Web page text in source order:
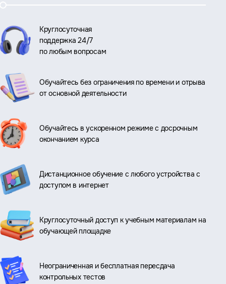
Круглосуточная
поддержка 24/7
по любым вопросам
Обучайтесь без ограничения по времени и отрыва
от основной деятельности
Обучайтесь в ускоренном режиме с досрочным
окончанием курса
Дистанционное обучение с любого устройства с
доступом в интернет
Круглосуточный доступ к учебным материалам на
обучающей площадке
Неограниченная и бесплатная пересдача
контрольных тестов